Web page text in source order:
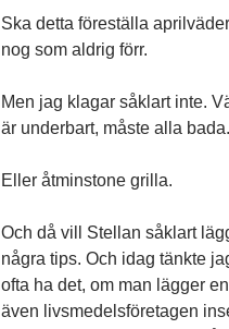
Ska detta föreställa
nog som aldrig förr.
Men jag klagar såklart inte.
är underbart, måste alla bada.
Eller åtminstone grilla.
Och då vill Stellan såklart
några tips. Och idag tänkte
ofta ha det, om man lägger
även livsmedelsföretagen